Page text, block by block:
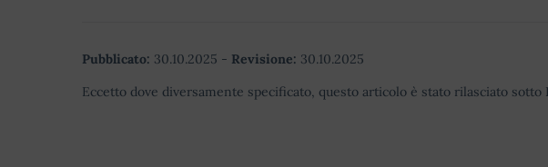
Pubblicato: 30.10.2025 - Revisione: 30.10.2025
Eccetto dove diversamente specificato, questo articolo è stato rilasciato